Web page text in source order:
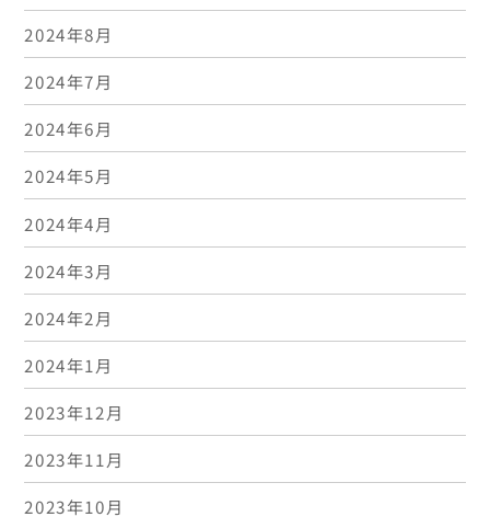
2024年8月
2024年7月
2024年6月
2024年5月
2024年4月
2024年3月
2024年2月
2024年1月
2023年12月
2023年11月
2023年10月